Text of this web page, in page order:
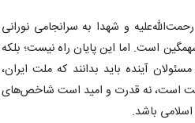
و شهدا به سرانجامی نورانی
است. اما این پایان راه نیست؛ بلکه
آینده باید بدانند که ملت ایران،
است، نه قدرت و امید است شاخص‌های
باشد.